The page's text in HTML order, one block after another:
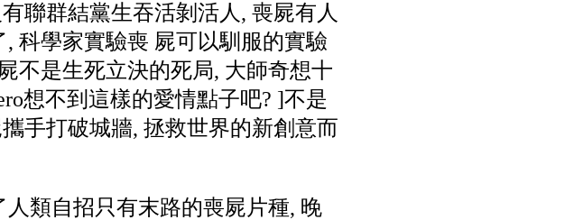
聯群結黨生吞活剝活人, 喪屍有人
科學家實驗喪 屍可以馴服的實驗
不是生死立決的死局, 大師奇想十
想不到這樣的愛情點子吧? ]不是
手打破城牆, 拯救世界的新創意而
類自招只有末路的喪屍片種, 晚